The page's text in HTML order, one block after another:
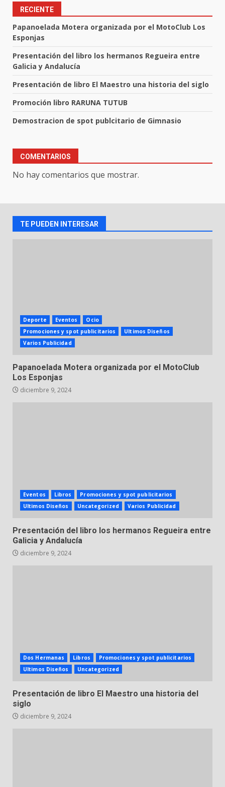
RECIENTE
Papanoelada Motera organizada por el MotoClub Los
Esponjas
Presentación del libro los hermanos Regueira entre
Galicia y Andalucía
Presentación de libro El Maestro una historia del siglo
Promoción libro RARUNA TUTUB
Demostracion de spot publcitario de Gimnasio
COMENTARIOS
No hay comentarios que mostrar.
TE PUEDEN INTERESAR
Deporte Eventos
Ocio
Promociones y spot publicitarios
Ultimos Diseños
Varios Publicidad
Papanoelada Motera organizada por el MotoClub
Los Esponjas
diciembre 9, 2024
Eventos Libros
Promociones y spot publicitarios
Ultimos Diseños
Uncategorized Varios Publicidad
Presentación del libro los hermanos Regueira entre
Galicia y Andalucía
diciembre 9, 2024
Dos Hermanas Libros
Promociones y spot publicitarios
Ultimos Diseños
Uncategorized
Presentación de libro El Maestro una historia del
siglo
diciembre 9, 2024